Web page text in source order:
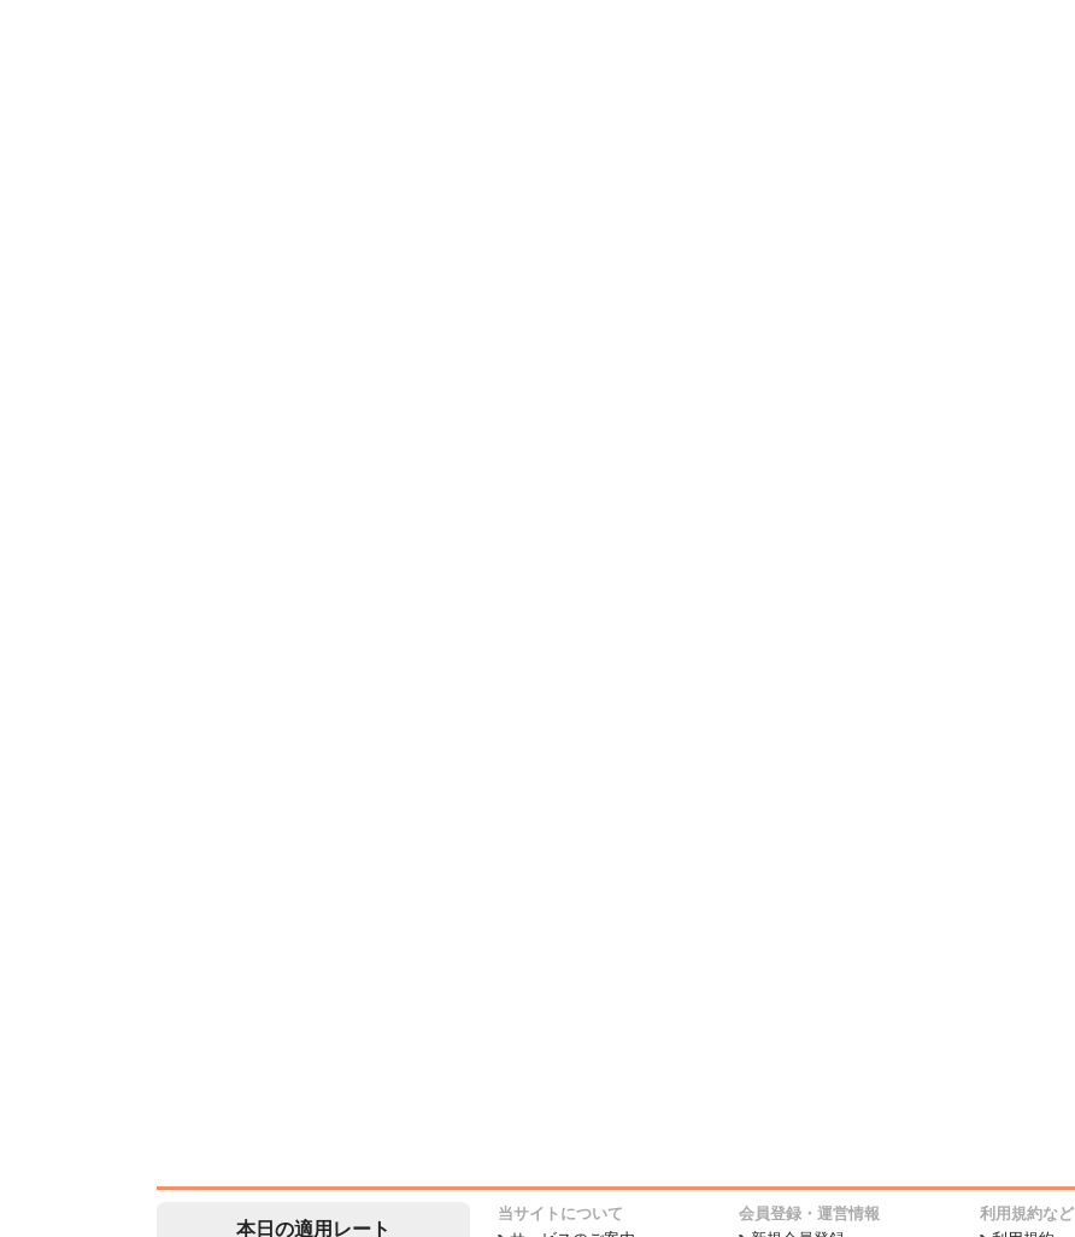
本日の適用レート
当サイトについて
会員登録・運営情報
利用規約など